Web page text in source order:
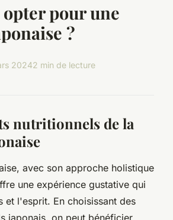
pour une
?
20242 min de lecture
nutritionnels de la
avec son approche holistique
une expérience gustative qui
et l'esprit. En choisissant des
japonais, on peut bénéficier